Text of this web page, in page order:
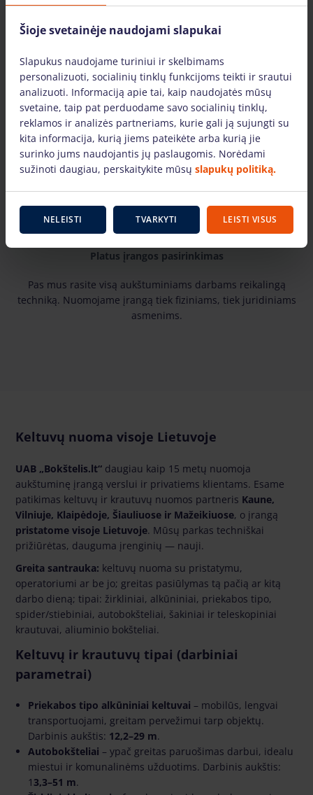
Tik žinomų gamintojų įranga
Pas mus rasite žinomiausių gamintojų ir laiko patikrintą
aukštuminiams darbams skirtą įrangą. Mūsų nuomojama
technika yra techniškai tvarkinga ir tinkami naudoti.
Platus įrangos pasirinkimas
Pas mus rasite visą aukštuminiams darbams reikalingą
techniką. Nuomojame įrangą tiek fiziniams, tiek juridiniams
asmenims.
Keltuvų nuoma visoje Lietuvoje
UAB „Bokštelis.lt“ daugiau kaip 15 metų nuomoja
aukštuminę įrangą verslui ir privatiems klientams. Esame
patikimas keltuvų ir krautuvų nuomos partneris Kaune,
Vilniuje, Klaipėdoje, Šiauliuose ir Mažeikiuose, o įrangą
pristatome visoje Lietuvoje. Mūsų parkas techniškai
prižiūrėtas, dauguma įrenginių — nauji.
Greita santrauka: keltuvų nuoma su pristatymu,
operatoriumi ar be jo; greitas pasiūlymas tą pačią ar kitą
darbo dieną; tipai: žirkliniai, alkūniniai, priekabos tipo,
spider/stiebiniai, autobokšteliai, šakiniai ir teleskopiniai
krautuvai, aliuminio bokšteliai.
Keltuvų ir krautuvų tipai (darbiniai
parametrai)
Priekabos tipo alkūniniai keltuvai – mobilūs, lengvai
transportuojami, greitam pervežimui tarp objektų.
Darbinis aukštis: 12,2–29 m.
Autobokšteliai – ypač greitas paruošimas darbui, idealu
miestui ir komunalinėms užduotims. Darbinis aukštis:
13,3–51 m.
Šioje svetainėje naudojami slapukai
Slapukus naudojame turiniui ir skelbimams
personalizuoti, socialinių tinklų funkcijoms teikti ir srautui
analizuoti. Informaciją apie tai, kaip naudojatės mūsų
svetaine, taip pat perduodame savo socialinių tinklų,
reklamos ir analizės partneriams, kurie gali ją sujungti su
kita informacija, kurią jiems pateikėte arba kurią jie
surinko jums naudojantis jų paslaugomis. Norėdami
sužinoti daugiau, perskaitykite mūsų slapukų politiką.
NELEISTI TVARKYTI LEISTI VISUS